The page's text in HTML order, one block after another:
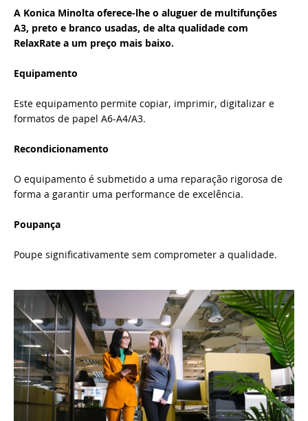
A Konica Minolta oferece-lhe o aluguer de multifunções
A3, preto e branco usadas, de alta qualidade com
RelaxRate a um preço mais baixo.
Equipamento
Este equipamento permite copiar, imprimir, digitalizar e
formatos de papel A6-A4/A3.
Recondicionamento
O equipamento é submetido a uma reparação rigorosa de
forma a garantir uma performance de excelência.
Poupança
Poupe significativamente sem comprometer a qualidade.